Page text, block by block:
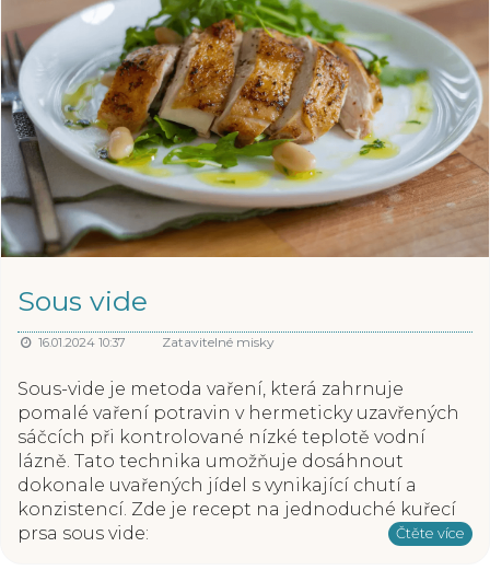
Sous vide
16.01.2024 10:37 Zatavitelné misky
Sous-vide je metoda vaření, která zahrnuje
pomalé vaření potravin v hermeticky uzavřených
sáčcích při kontrolované nízké teplotě vodní
lázně. Tato technika umožňuje dosáhnout
dokonale uvařených jídel s vynikající chutí a
konzistencí. Zde je recept na jednoduché kuřecí
prsa sous vide:
Čtěte více